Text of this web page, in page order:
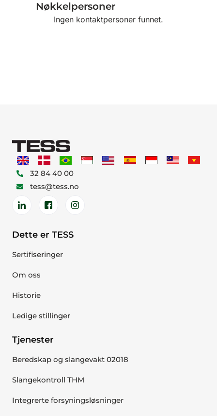
Nøkkelpersoner
Ingen kontaktpersoner funnet.
32 84 40 00
tess@tess.no
Dette er TESS
Sertifiseringer
Om oss
Historie
Ledige stillinger
Tjenester
Beredskap og slangevakt 02018
Slangekontroll THM
Integrerte forsyningsløsninger